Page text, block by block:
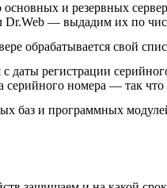
и резервных
Dr.Web — выдадим их по
обрабатывается свой
даты регистрации
номера — так что
баз и программных